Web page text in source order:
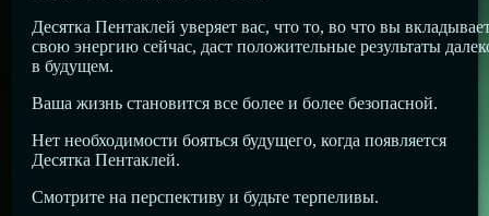
Десятка Пентаклей уверяет вас, что то, во что вы
свою энергию сейчас, даст положительные результаты
в будущем.
Ваша жизнь становится все более и более безопасной.
Нет необходимости бояться будущего, когда появляется
Десятка Пентаклей.
Смотрите на перспективу и будьте терпеливы.